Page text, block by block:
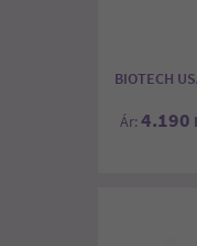
BIOTECH
Ár: 4.190